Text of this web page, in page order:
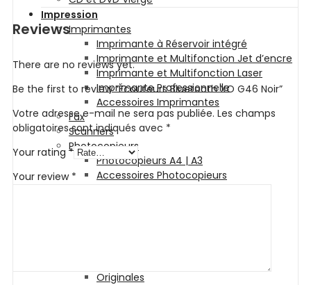
Impression
Imprimantes
Imprimante à Réservoir intégré
Imprimante et Multifonction Jet d’encre
Imprimante et Multifonction Laser
Imprimante Professionnelle
Accessoires Imprimantes
Fax
Scanners
Photocopieurs
Photocopieurs A4 | A3
Accessoires Photocopieurs
Originales
Reviews
There are no reviews yet.
Be the first to review “Écouteurs Bluetooth XO G46 Noir”
Votre adresse e-mail ne sera pas publiée. Les champs
obligatoires sont indiqués avec *
Your rating *
Your review *